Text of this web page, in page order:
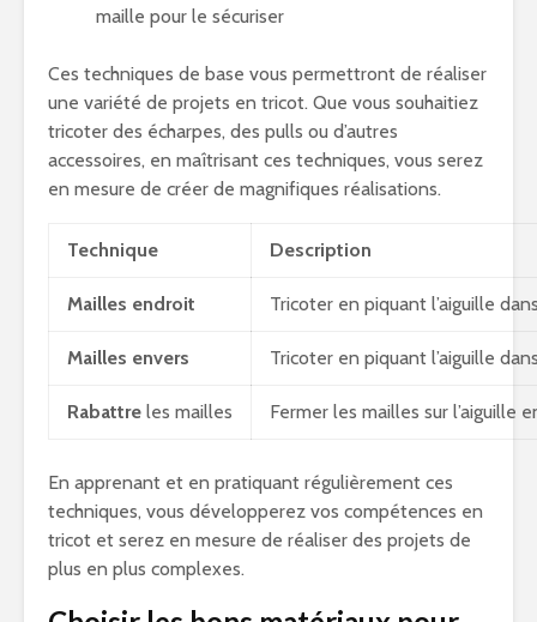
maille pour le sécuriser
Ces techniques de base vous permettront de réaliser
une variété de projets en tricot. Que vous souhaitiez
tricoter des écharpes, des pulls ou d’autres
accessoires, en maîtrisant ces techniques, vous serez
en mesure de créer de magnifiques réalisations.
Technique Description
Mailles endroit Tricoter en piquant l’aiguille
Mailles envers Tricoter en piquant l’aiguille
Rabattre les mailles Fermer les mailles sur l’aiguille
En apprenant et en pratiquant régulièrement ces
techniques, vous développerez vos compétences en
tricot et serez en mesure de réaliser des projets de
plus en plus complexes.